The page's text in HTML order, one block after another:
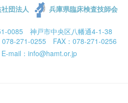
団法人 兵庫県臨床検査技師会
0085 神戸市中央区八幡通4-1-38
078-271-0255 FAX：078-271-0256
E-mail：info@hamt.or.jp